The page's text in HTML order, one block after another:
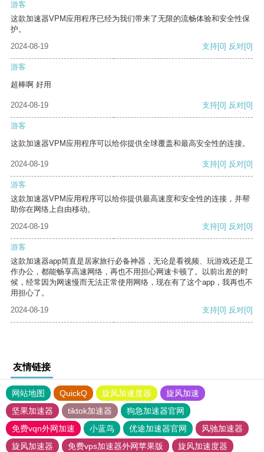
游客
这款加速器VPM应用程序已经为我们带来了无限的流畅体验和安全性保
护。
2024-08-19
支持[0] 反对[0]
游客
超棒啊 好用
2024-08-19 支持[0] 反对[0]
游客
这款加速器VPM应用程序可以给你提供全球覆盖和最高安全性的连接。
2024-08-19 支持[0] 反对[0]
游客
这款加速器VPM应用程序可以给你提供最高速度和安全性的连接，并帮
助你在网络上自由移动。
2024-08-19
支持[0] 反对[0]
游客
这款加速器app简直是居家旅行必备神器，无论是看视频、玩游戏还是工
作办公，都能畅享高速网络，再也不用担心网速卡顿了。以前出差的时
候，经常因为网速慢而无法正常使用网络，现在有了这个app，我再也不
用担心了。
2024-08-19
支持[0] 反对[0]
友情链接
网站地图 QuickQ 旋风加速度器
旋风加速
坚果加速器
tiktok加速器
狗急加速器官网
免费vqn外网加速
小蓝鸟 优途加速器官网
风驰加速器
旋风加速器
免费vps加速器外网苹果版
旋风加速度器